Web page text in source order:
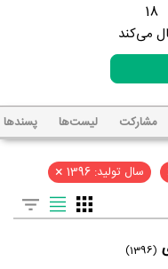
18
می‌کند
مشارکت لیست‌ها پسند‌ها
سال تولید: 1396 ×
(1396)